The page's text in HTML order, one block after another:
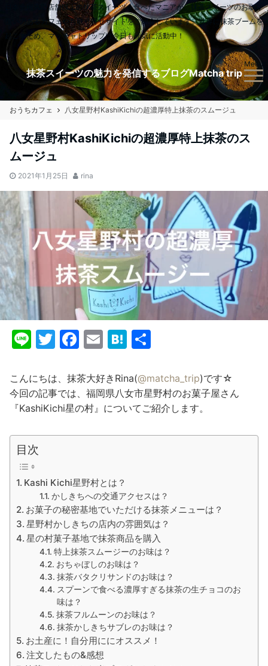
日本全国900店舗以上の抹茶スイーツを食べたマニアが、抹茶スイーツのお取り
扱いのあるカフェやお取り寄せサイトをご紹介しています。世界に抹茶ブームを
起こすため、マッチャトリップは今日も元気に活動中！
抹茶スイーツの魅力を発信するブログMatcha trip
Menu
おうちカフェ 八女星野村KashiKichiの超濃厚特上抹茶のスムージュ
八女星野村KashiKichiの超濃厚特上抹茶のス
ムージュ
2021年1月25日 rina
Li
e
T
itt
er
F
c
e
b
o
k
E
ai
l
H
e
n
a
こんにちは、抹茶大好きRina(@matcha_trip)です☆
今回の記事では、福岡県八女市星野村のお菓子屋さん
『KashiKichi星の村』についてご紹介します。
目次
Kashi Kichi星野村とは？
かしきちへの交通アクセスは？
お菓子の秘密基地でいただける抹茶メニューは？
星野村かしきちの店内の雰囲気は？
星の村菓子基地で抹茶商品を購入
特上抹茶スムージーのお味は？
おちゃぼしのお味は？
抹茶バタクリサンドのお味は？
スプーンで食べる濃厚すぎる抹茶の生チョコのお
味は？
抹茶フルムーンのお味は？
抹茶かしきちサブレのお味は？
お土産に！自分用ににオススメ！
注文したもの&感想